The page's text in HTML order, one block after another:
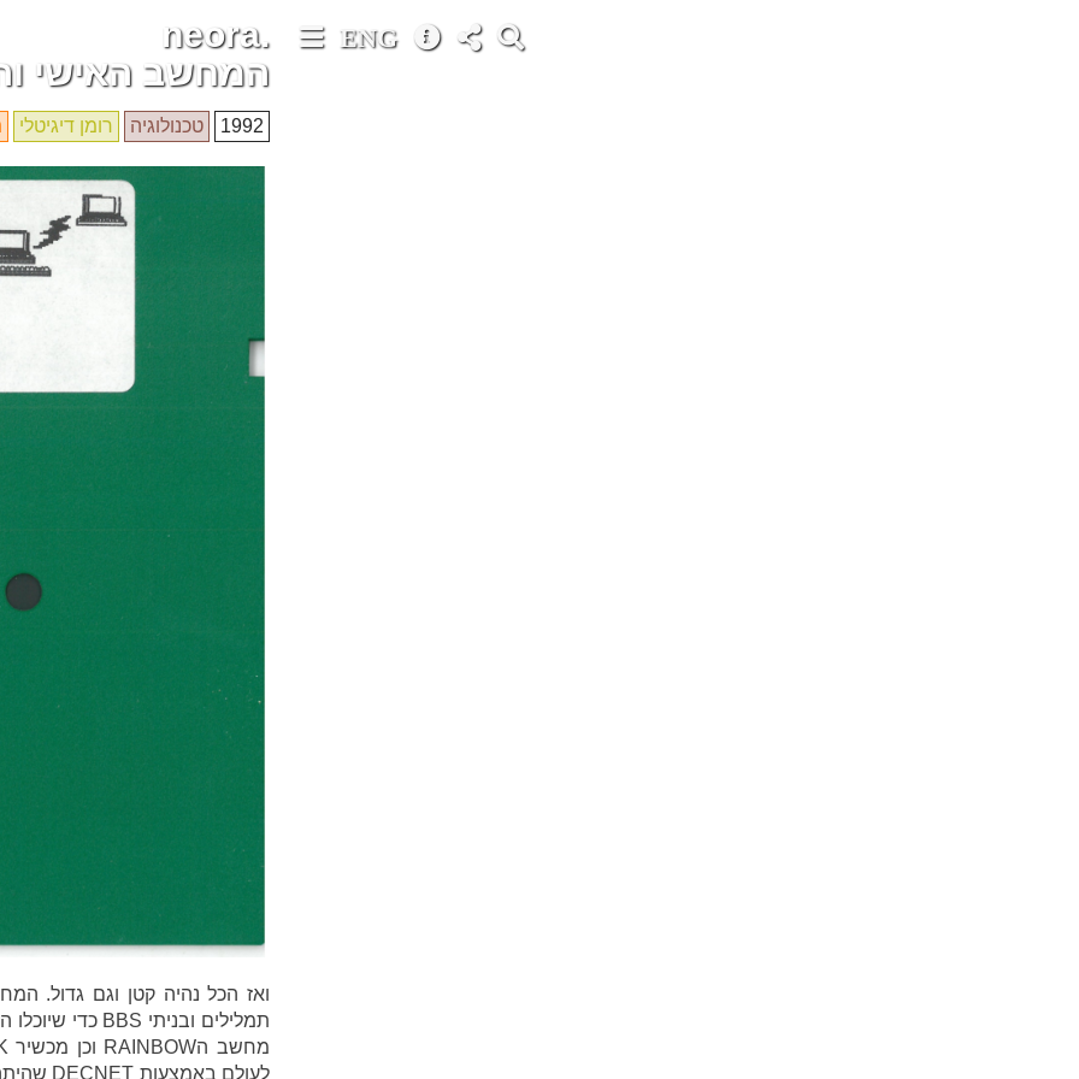
ENG
neora.
המחשב האישי
1992 טכנולוגיה רומן דיגיטלי
ואז הכל נהיה קטן וגם גדול.
תמלילים ובניתי BBS כדי שיוכלו הקוראים להתחבר ולשנות אותו. בדיגיטל